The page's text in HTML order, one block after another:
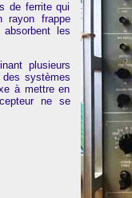
de ferrite qui
rayon frappe
les
plusieurs
systèmes
à mettre en
ne se